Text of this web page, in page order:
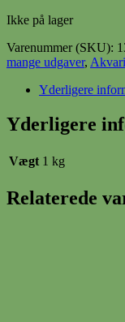
Ikke på lager
Varenummer (SKU):
mange udgaver,
Yderligere
Yderligere
Vægt 1 kg
Relaterede